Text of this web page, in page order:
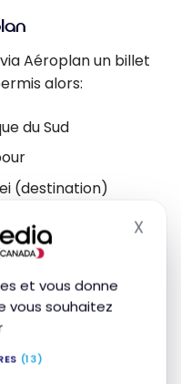
et vous donne
vous souhaitez
(13)
X
via Aéroplan un billet
alors:
du Sud
(destination)